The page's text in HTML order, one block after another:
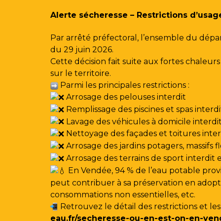
Alerte sécheresse – Restrictions
Par arrêté préfectoral, l’ensemble du
du 29 juin 2026.
Cette décision fait suite aux fortes
sur le territoire.
Parmi les principales restrictions :
Arrosage des pelouses interdit
Remplissage des piscines et spas
Lavage des véhicules à domicile interdit
Nettoyage des façades et toitures
Arrosage des jardins potagers,
Arrosage des terrains de sport interdit
En Vendée, 94 % de l’eau potable
peut contribuer à sa préservation en
consommations non essentielles, etc.
Retrouvez le détail des restrictions et
eau.fr/secheresse-ou-en-est-on-en-